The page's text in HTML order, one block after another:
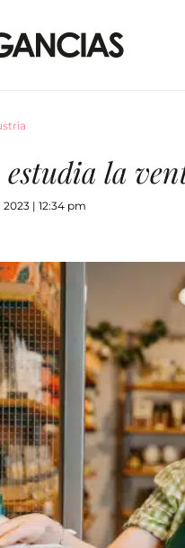
la
| 12:34 pm